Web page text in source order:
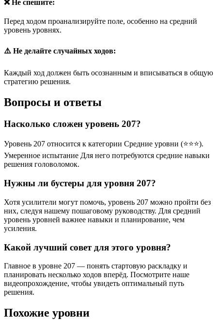
❌ Не спешите:
Перед ходом проанализируйте поле, особенно на средний
уровень уровнях.
⚠️ Не делайте случайных ходов:
Каждый ход должен быть осознанным и вписываться в общую
стратегию решения.
Вопросы и ответы
Насколько сложен уровень 207?
Уровень 207 относится к категории Средние уровни (⭐⭐⭐).
Умеренное испытание Для него потребуются средние навыки
решения головоломок.
Нужны ли бустеры для уровня 207?
Хотя усилители могут помочь, уровень 207 можно пройти без
них, следуя нашему пошаговому руководству. Для средний
уровень уровней важнее навыки и планирование, чем
усиления.
Какой лучший совет для этого уровня?
Главное в уровне 207 — понять стартовую раскладку и
планировать несколько ходов вперёд. Посмотрите наше
видеопрохождение, чтобы увидеть оптимальный путь
решения.
Похожие уровни